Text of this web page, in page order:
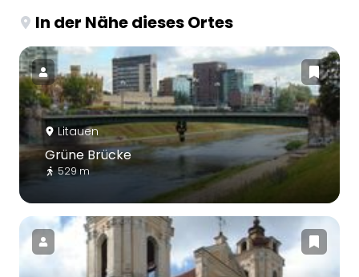
In der Nähe dieses Ortes
Litauen
Grüne Brücke
529 m